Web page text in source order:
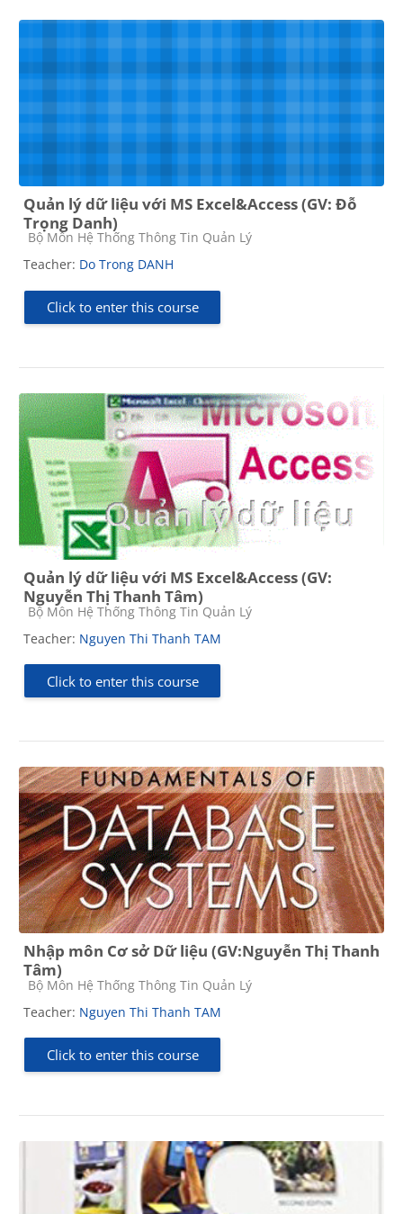
Quản lý dữ liệu với MS Excel&Access (GV: Đỗ
Trọng Danh)
Course category
Bộ Môn Hệ Thống Thông Tin Quản Lý
Teacher: Do Trong DANH
Click to enter this course
Quản lý dữ liệu với MS Excel&Access (GV:
Nguyễn Thị Thanh Tâm)
Course category
Bộ Môn Hệ Thống Thông Tin Quản Lý
Teacher: Nguyen Thi Thanh TAM
Click to enter this course
Nhập môn Cơ sở Dữ liệu (GV:Nguyễn Thị Thanh
Tâm)
Course category
Bộ Môn Hệ Thống Thông Tin Quản Lý
Teacher: Nguyen Thi Thanh TAM
Click to enter this course